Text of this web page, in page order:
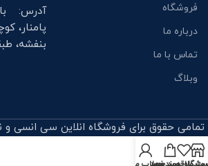
فروشگاه
درباره ما
تماس با ما
وبلاگ
آدرس:
پامنار،
بنفشه،
تمامی حقوق برای فروشگاه انلاین سی انسی